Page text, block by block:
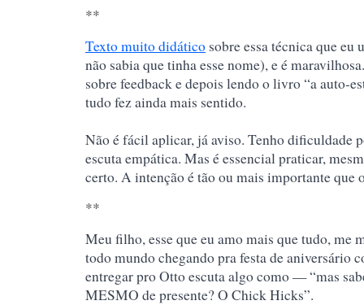
**
Texto muito didático sobre essa técnica que eu
não sabia que tinha esse nome), e é
sobre feedback e depois lendo o livro “a auto-
tudo fez ainda mais sentido.
Não é fácil aplicar, já aviso. Tenho dificuldade
escuta empática. Mas é essencial praticar,
certo. A intenção é tão ou mais importante que
**
Meu filho, esse que eu amo mais que tudo, me
todo mundo chegando pra festa de aniversário
entregar pro Otto escuta algo como — “mas
MESMO de presente? O Chick Hicks”.